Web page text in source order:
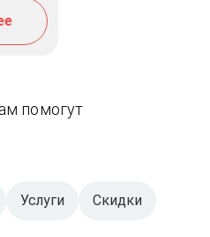
помогут
Услуги Скидки